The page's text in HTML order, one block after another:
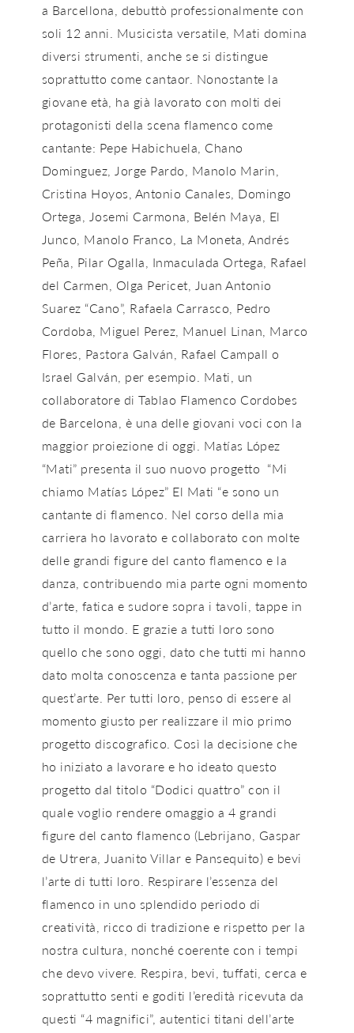
a Barcellona, ​​debuttò professionalmente con
soli 12 anni. Musicista versatile, Mati domina
diversi strumenti, anche se si distingue
soprattutto come cantaor. Nonostante la
giovane età, ha già lavorato con molti dei
protagonisti della scena flamenco come
cantante: Pepe Habichuela, Chano
Dominguez, Jorge Pardo, Manolo Marin,
Cristina Hoyos, Antonio Canales, Domingo
Ortega, Josemi Carmona, Belén Maya, El
Junco, Manolo Franco, La Moneta, Andrés
Peña, Pilar Ogalla, Inmaculada Ortega, Rafael
del Carmen, Olga Pericet, Juan Antonio
Suarez “Cano”, Rafaela Carrasco, Pedro
Cordoba, Miguel Perez, Manuel Linan, Marco
Flores, Pastora Galván, Rafael Campall o
Israel Galván, per esempio. Mati, un
collaboratore di Tablao Flamenco Cordobes
de Barcelona, ​​è una delle giovani voci con la
maggior proiezione di oggi. Matías López
“Mati” presenta il suo nuovo progetto “Mi
chiamo Matías López” El Mati “e sono un
cantante di flamenco. Nel corso della mia
carriera ho lavorato e collaborato con molte
delle grandi figure del canto flamenco e la
danza, contribuendo mia parte ogni momento
d’arte, fatica e sudore sopra i tavoli, tappe in
tutto il mondo. E grazie a tutti loro sono
quello che sono oggi, dato che tutti mi hanno
dato molta conoscenza e tanta passione per
quest’arte. Per tutti loro, penso di essere al
momento giusto per realizzare il mio primo
progetto discografico. Così la decisione che
ho iniziato a lavorare e ho ideato questo
progetto dal titolo “Dodici quattro” con il
quale voglio rendere omaggio a 4 grandi
figure del canto flamenco (Lebrijano, Gaspar
de Utrera, Juanito Villar e Pansequito) e bevi
l’arte di tutti loro. Respirare l’essenza del
flamenco in uno splendido periodo di
creatività, ricco di tradizione e rispetto per la
nostra cultura, nonché coerente con i tempi
che devo vivere. Respira, bevi, tuffati, cerca e
soprattutto senti e goditi l’eredità ricevuta da
questi “4 magnifici”, autentici titani dell’arte